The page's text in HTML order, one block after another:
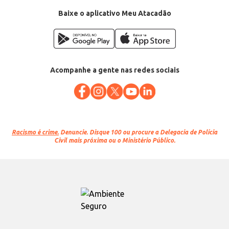
Baixe o aplicativo Meu Atacadão
Acompanhe a gente nas redes sociais
Racismo é crime. Denuncie. Disque 100 ou procure a Delegacia de Polícia
Civil mais próxima ou o Ministério Público.